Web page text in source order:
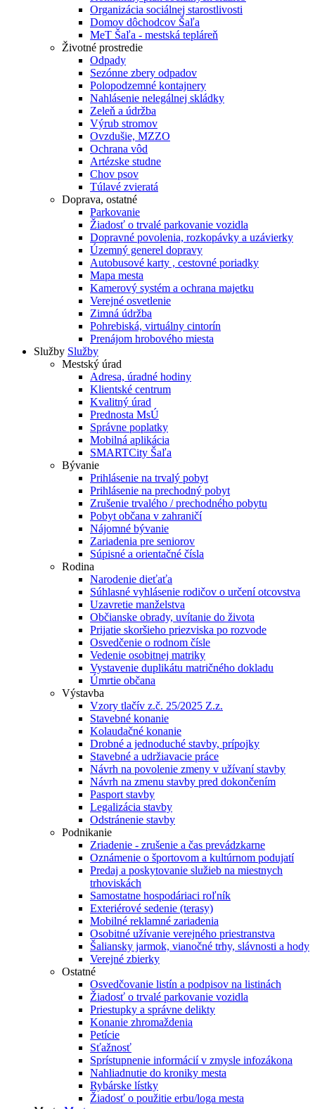
Organizácia sociálnej starostlivosti
Domov dôchodcov Šaľa
MeT Šaľa - mestská tepláreň
Životné prostredie
Odpady
Sezónne zbery odpadov
Polopodzemné kontajnery
Nahlásenie nelegálnej skládky
Zeleň a údržba
Výrub stromov
Ovzdušie, MZZO
Ochrana vôd
Artézske studne
Chov psov
Túlavé zvieratá
Doprava, ostatné
Parkovanie
Žiadosť o trvalé parkovanie vozidla
Dopravné povolenia, rozkopávky a uzávierky
Územný generel dopravy
Autobusové karty , cestovné poriadky
Mapa mesta
Kamerový systém a ochrana majetku
Verejné osvetlenie
Zimná údržba
Pohrebiská, virtuálny cintorín
Prenájom hrobového miesta
Služby Služby
Mestský úrad
Adresa, úradné hodiny
Klientské centrum
Kvalitný úrad
Prednosta MsÚ
Správne poplatky
Mobilná aplikácia
SMARTCity Šaľa
Bývanie
Prihlásenie na trvalý pobyt
Prihlásenie na prechodný pobyt
Zrušenie trvalého / prechodného pobytu
Pobyt občana v zahraničí
Nájomné bývanie
Zariadenia pre seniorov
Súpisné a orientačné čísla
Rodina
Narodenie dieťaťa
Súhlasné vyhlásenie rodičov o určení otcovstva
Uzavretie manželstva
Občianske obrady, uvítanie do života
Prijatie skoršieho priezviska po rozvode
Osvedčenie o rodnom čísle
Vedenie osobitnej matriky
Vystavenie duplikátu matričného dokladu
Úmrtie občana
Výstavba
Vzory tlačív z.č. 25/2025 Z.z.
Stavebné konanie
Kolaudačné konanie
Drobné a jednoduché stavby, prípojky
Stavebné a udržiavacie práce
Návrh na povolenie zmeny v užívaní stavby
Návrh na zmenu stavby pred dokončením
Pasport stavby
Legalizácia stavby
Odstránenie stavby
Podnikanie
Zriadenie - zrušenie a čas prevádzkarne
Oznámenie o športovom a kultúrnom podujatí
Predaj a poskytovanie služieb na miestnych
trhoviskách
Samostatne hospodáriaci roľník
Exteriérové sedenie (terasy)
Mobilné reklamné zariadenia
Osobitné užívanie verejného priestranstva
Šaliansky jarmok, vianočné trhy, slávnosti a hody
Verejné zbierky
Ostatné
Osvedčovanie listín a podpisov na listinách
Žiadosť o trvalé parkovanie vozidla
Priestupky a správne delikty
Konanie zhromaždenia
Petície
Sťažnosť
Sprístupnenie informácií v zmysle infozákona
Nahliadnutie do kroniky mesta
Rybárske lístky
Žiadosť o použitie erbu/loga mesta